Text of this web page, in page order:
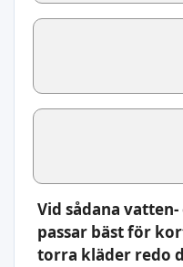
Vid sådana
passar bäst för
torra kläder redo